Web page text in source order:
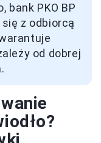
bank PKO BP
z odbiorcą
od dobrej